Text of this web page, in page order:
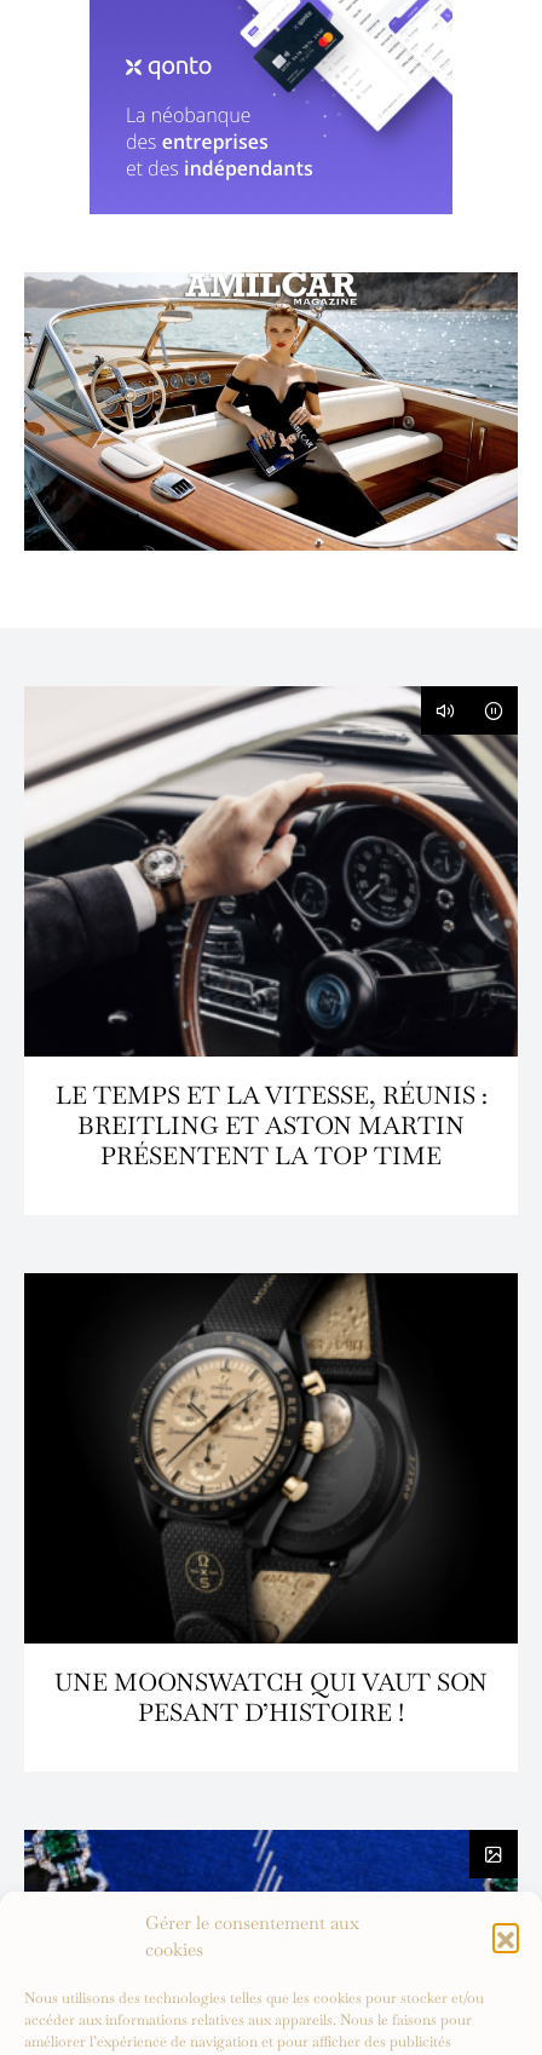
Gérer le consentement aux
cookies
Nous utilisons des technologies telles que les cookies pour stocker et/ou
accéder aux informations relatives aux appareils. Nous le faisons pour
améliorer l’expérience de navigation et pour afficher des publicités
LE TEMPS ET LA VITESSE, RÉUNIS :
BREITLING ET ASTON MARTIN
PRÉSENTENT LA TOP TIME
UNE MOONSWATCH QUI VAUT SON
PESANT D’HISTOIRE !